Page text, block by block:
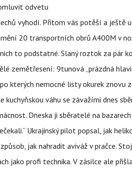
odvetu
vyhodí. Přitom vás potěší a ještě
20 transportních obrů A400M v
to podstatné. Slaný roztok za pár
zemětřesení: 9tunová „prázdná
kterých nemocné listy okurek znovu
kuchyňskou váhu se závažími dnes
Dneska ji sběratelé na
Ukrajinský pilot popsal, jak
jak nahradit aviváž v pračce.
jako profi technika. V zásilce ale